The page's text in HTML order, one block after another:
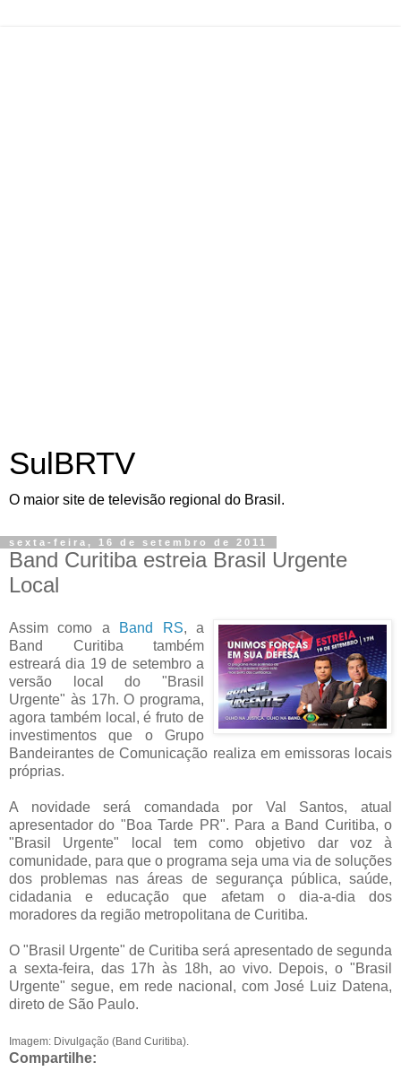
SulBRTV
O maior site de televisão regional do Brasil.
sexta-feira, 16 de setembro de 2011
Band Curitiba estreia Brasil Urgente
Local
Assim como a Band RS, a
Band Curitiba também
estreará dia 19 de setembro a
versão local do "Brasil
Urgente" às 17h. O programa,
agora também local, é fruto de
investimentos que o Grupo
Bandeirantes de Comunicação realiza em emissoras locais
próprias.
A novidade será comandada por Val Santos, atual
apresentador do "Boa Tarde PR". Para a Band Curitiba, o
"Brasil Urgente" local tem como objetivo dar voz à
comunidade, para que o programa seja uma via de soluções
dos problemas nas áreas de segurança pública, saúde,
cidadania e educação que afetam o dia-a-dia dos
moradores da região metropolitana de Curitiba.
O "Brasil Urgente" de Curitiba será apresentado de segunda
a sexta-feira, das 17h às 18h, ao vivo. Depois, o "Brasil
Urgente" segue, em rede nacional, com José Luiz Datena,
direto de São Paulo.
Imagem: Divulgação (Band Curitiba).
Compartilhe: